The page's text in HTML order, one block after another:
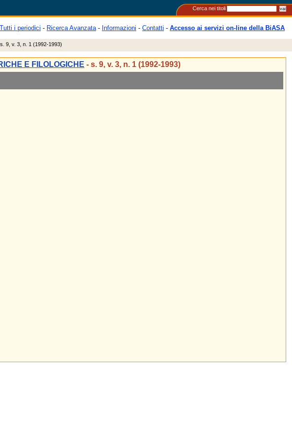
Cerca nei titoli
Tutti i periodici - Ricerca Avanzata- Informazioni - Contatti - Accesso ai servizi on-line della BiASA
9, v. 3, n. 1 (1992-1993)
E FILOLOGICHE - s. 9, v. 3, n. 1 (1992-1993)